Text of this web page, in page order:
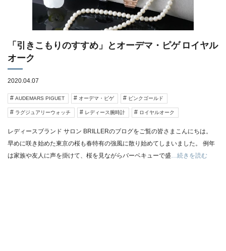
「引きこもりのすすめ」とオーデマ・ピゲ ロイヤル
オーク
2020.04.07
AUDEMARS PIGUET オーデマ・ピゲ ピンクゴールド
ラグジュアリーウォッチ レディース腕時計 ロイヤルオーク
レディースブランド サロン BRILLERのブログをご覧の皆さまこんにちは。
早めに咲き始めた東京の桜も春特有の強風に散り始めてしまいました。 例年
は家族や友人に声を掛けて、桜を見ながらバーベキューで盛 …続きを読む